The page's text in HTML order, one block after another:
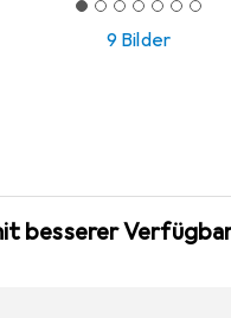
9 Bilder
besserer